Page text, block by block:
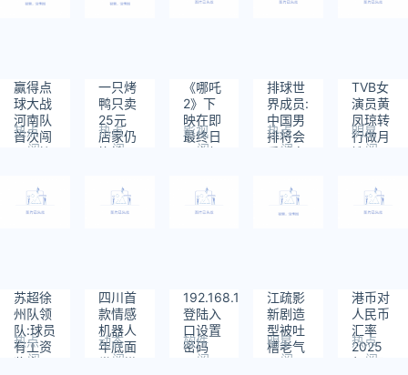
赢得点
球大战
河南队
首次闯
入足协
热点
阅
151
一只烤
鸭只卖
25元
店家仍
挣钱
热点
阅
244
《哪吒
2》下
映在即
最终日
票房仍
影视
阅
排球世
界成员:
中国男
排将会
重返奥
热点
阅
298
TVB女
演员黄
凤琼转
行做月
嫂
明星
阅
306
苏超徐
州队领
队:球员
有工资
奖金
热点
阅
四川首
款情感
机器人
年底面
世：搭
动态
阅
192.168.1.1
登陆入
口设置
密码
软件
阅
江疏影
新剧造
型被吐
槽老气
明星
阅
港币对
人民币
汇率
2025
年3月
热点
阅